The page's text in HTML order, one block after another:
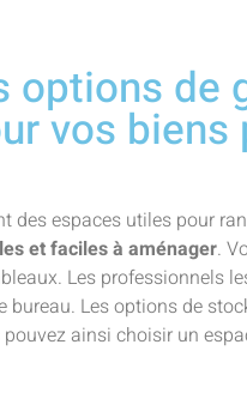
options de
vos biens
des espaces utiles pour
et faciles à aménager.
Les professionnels
Les options de
ainsi choisir un